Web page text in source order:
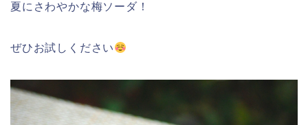
夏にさわやかな梅ソーダ！
ぜひお試しください